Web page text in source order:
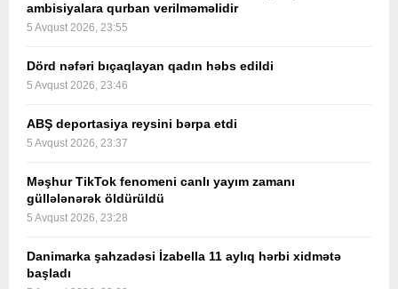
ambisiyalara qurban verilməməlidir
5 Avqust 2026, 23:55
Dörd nəfəri bıçaqlayan qadın həbs edildi
5 Avqust 2026, 23:46
ABŞ deportasiya reysini bərpa etdi
5 Avqust 2026, 23:37
Məşhur TikTok fenomeni canlı yayım zamanı
güllələnərək öldürüldü
5 Avqust 2026, 23:28
Danimarka şahzadəsi İzabella 11 aylıq hərbi xidmətə
başladı